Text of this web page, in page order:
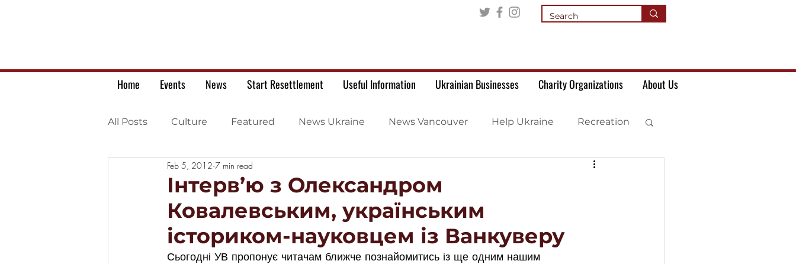
Home Events News Start Resettlement Useful Information Ukrainian Businesses Charity Organizations About Us
All Posts Culture Featured News Ukraine News Vancouver Help Ukraine Recreation
Ukrainian war letters
Інтерв’ю з Олександром
Ковалевським, українським
істориком-науковцем із Ванкуверу
Feb 5, 2012 7 min read
Сьогодні УВ пропонує читачам ближче познайомитись із ще одним нашим